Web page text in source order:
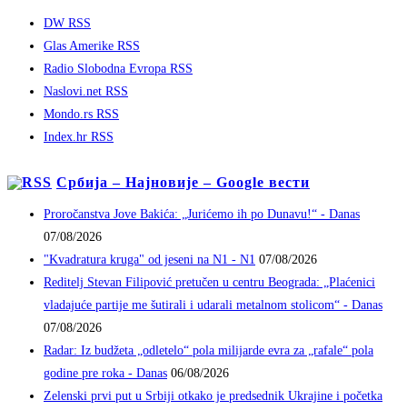
DW RSS
Glas Amerike RSS
Radio Slobodna Evropa RSS
Naslovi.net RSS
Mondo.rs RSS
Index.hr RSS
Србија – Најновије – Google вести
Proročanstva Jove Bakića: „Jurićemo ih po Dunavu!“ - Danas
07/08/2026
"Kvadratura kruga" od jeseni na N1 - N1 07/08/2026
Reditelj Stevan Filipović pretučen u centru Beograda: „Plaćenici
vladajuće partije me šutirali i udarali metalnom stolicom“ - Danas
07/08/2026
Radar: Iz budžeta „odletelo“ pola milijarde evra za „rafale“ pola
godine pre roka - Danas 06/08/2026
Zelenski prvi put u Srbiji otkako je predsednik Ukrajine i početka